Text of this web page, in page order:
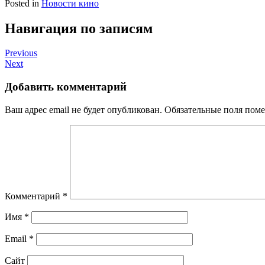
Posted in Новости кино
Навигация по записям
Previous
Next
Добавить комментарий
Ваш адрес email не будет опубликован. Обязательные поля
Комментарий *
Имя *
Email *
Сайт